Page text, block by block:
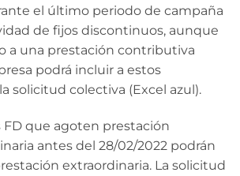
el último periodo de campaña
de fijos discontinuos, aunque
a una prestación contributiva
podrá incluir a estos
solicitud colectiva (Excel azul).
FD que agoten prestación
antes del 28/02/2022 podrán
extraordinaria. La solicitud